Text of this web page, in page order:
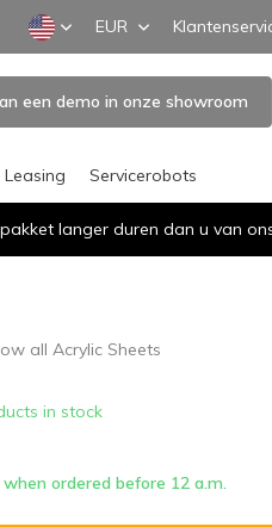
EUR
een demo in onze showroom
Leasing Servicerobots
langer duren dan u van
all Acrylic Sheets
in stock
ordered before 12 a.m.